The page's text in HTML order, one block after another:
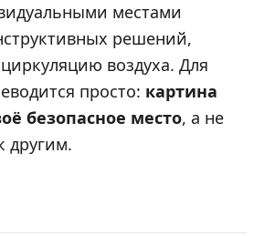
местами
решений,
воздуха. Для
просто: картина
безопасное место, а не
другим.